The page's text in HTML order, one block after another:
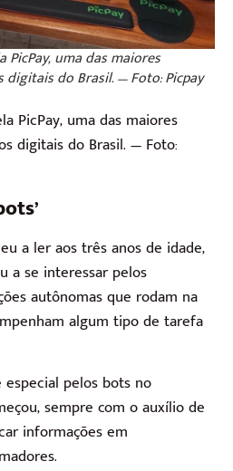
uma das maiores
digitais do Brasil. — Foto: Picpay
PicPay, uma das maiores
digitais do Brasil. — Foto:
a ler aos três anos de idade,
a se interessar pelos
autônomas que rodam na
algum tipo de tarefa
pelos bots no
sempre com o auxílio de
informações em